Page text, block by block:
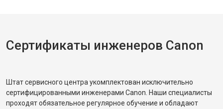
Сертификаты инженеров Canon
Штат сервисного центра укомплектован исключительно
сертифицированными инженерами Canon. Наши специалисты
проходят обязательное регулярное обучение и обладают